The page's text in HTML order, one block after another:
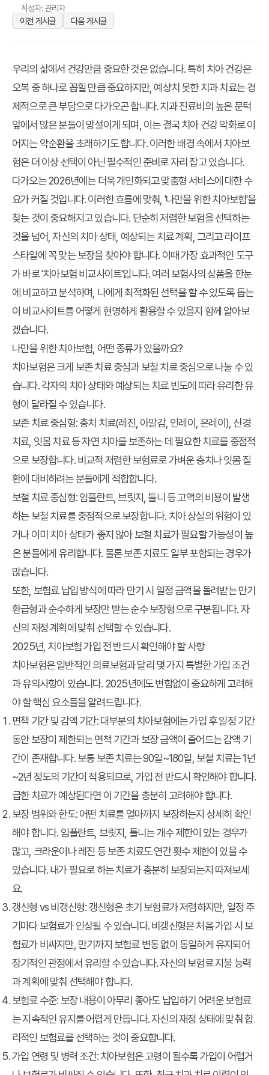
작성자: 관리자
이전 게시글
다음 게시글
우리의 삶에서 건강만큼 중요한 것은 없습니다. 특히 치아 건강은
오복 중 하나로 꼽힐 만큼 중요하지만, 예상치 못한 치과 치료는 경
제적으로 큰 부담으로 다가오곤 합니다. 치과 진료비의 높은 문턱
앞에서 많은 분들이 망설이게 되며, 이는 결국 치아 건강 악화로 이
어지는 악순환을 초래하기도 합니다. 이러한 배경 속에서 치아보
험은 더 이상 선택이 아닌 필수적인 준비로 자리 잡고 있습니다.
다가오는 2026년에는 더욱 개인화되고 맞춤형 서비스에 대한 수
요가 커질 것입니다. 이러한 흐름에 맞춰, '나만을 위한 치아보험'을
찾는 것이 중요해지고 있습니다. 단순히 저렴한 보험을 선택하는
것을 넘어, 자신의 치아 상태, 예상되는 치료 계획, 그리고 라이프
스타일에 꼭 맞는 보장을 찾아야 합니다. 이때 가장 효과적인 도구
가 바로 '치아보험 비교사이트'입니다. 여러 보험사의 상품을 한눈
에 비교하고 분석하며, 나에게 최적화된 선택을 할 수 있도록 돕는
이 비교사이트를 어떻게 현명하게 활용할 수 있을지 함께 알아보
겠습니다.
나만을 위한 치아보험, 어떤 종류가 있을까요?
치아보험은 크게 보존 치료 중심과 보철 치료 중심으로 나눌 수 있
습니다. 각자의 치아 상태와 예상되는 치료 빈도에 따라 유리한 유
형이 달라질 수 있습니다.
보존 치료 중심형:충치 치료(레진, 아말감, 인레이, 온레이), 신경
치료, 잇몸 치료 등 자연 치아를 보존하는 데 필요한 치료를 중점적
으로 보장합니다. 비교적 저렴한 보험료로 가벼운 충치나 잇몸 질
환에 대비하려는 분들에게 적합합니다.
보철 치료 중심형:임플란트, 브릿지, 틀니 등 고액의 비용이 발생
하는 보철 치료를 중점적으로 보장합니다. 치아 상실의 위험이 있
거나 이미 치아 상태가 좋지 않아 보철 치료가 필요할 가능성이 높
은 분들에게 유리합니다. 물론 보존 치료도 일부 포함되는 경우가
많습니다.
또한, 보험료 납입 방식에 따라 만기 시 일정 금액을 돌려받는 만기
환급형과 순수하게 보장만 받는 순수 보장형으로 구분됩니다. 자
신의 재정 계획에 맞춰 선택할 수 있습니다.
2025년, 치아보험 가입 전 반드시 확인해야 할 사항
치아보험은 일반적인 의료보험과 달리 몇 가지 특별한 가입 조건
과 유의사항이 있습니다. 2025년에도 변함없이 중요하게 고려해
야 할 핵심 요소들을 알려드립니다.
면책 기간 및 감액 기간:대부분의 치아보험에는 가입 후 일정 기간
동안 보장이 제한되는 면책 기간과 보장 금액이 줄어드는 감액 기
간이 존재합니다. 보통 보존 치료는 90일~180일, 보철 치료는 1년
~2년 정도의 기간이 적용되므로, 가입 전 반드시 확인해야 합니다.
급한 치료가 예상된다면 이 기간을 충분히 고려해야 합니다.
보장 범위와 한도:어떤 치료를 얼마까지 보장하는지 상세히 확인
해야 합니다. 임플란트, 브릿지, 틀니는 개수 제한이 있는 경우가
많고, 크라운이나 레진 등 보존 치료도 연간 횟수 제한이 있을 수
있습니다. 내가 필요로 하는 치료가 충분히 보장되는지 따져보세
요.
갱신형 vs 비갱신형:갱신형은 초기 보험료가 저렴하지만, 일정 주
기마다 보험료가 인상될 수 있습니다. 비갱신형은 처음 가입 시 보
험료가 비싸지만, 만기까지 보험료 변동 없이 동일하게 유지되어
장기적인 관점에서 유리할 수 있습니다. 자신의 보험료 지불 능력
과 계획에 맞춰 선택해야 합니다.
보험료 수준: 보장 내용이 아무리 좋아도 납입하기 어려운 보험료
는 지속적인 유지를 어렵게 만듭니다. 자신의 재정 상태에 맞춰 합
리적인 보험료를 선택하는 것이 중요합니다.
가입 연령 및 병력 조건:치아보험은 고령이 될수록 가입이 어렵거